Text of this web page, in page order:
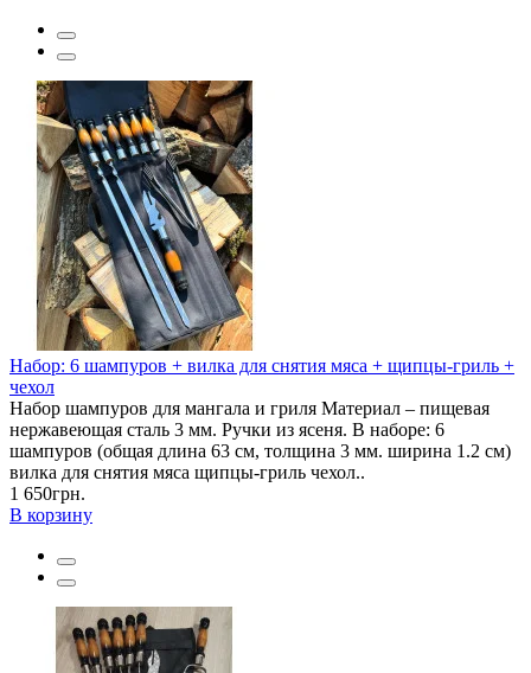
Набор: 6 шампуров + вилка для снятия мяса + щипцы-гриль +
чехол
Набор шампуров для мангала и гриля Материал – пищевая
нержавеющая сталь 3 мм. Ручки из ясеня. В наборе: 6
шампуров (общая длина 63 см, толщина 3 мм. ширина 1.2 см)
вилка для снятия мяса щипцы-гриль чехол..
1 650грн.
В корзину